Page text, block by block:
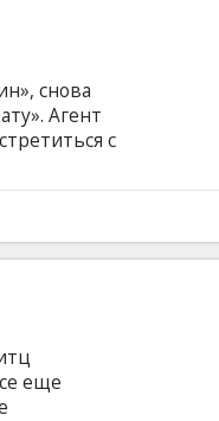
снова
Агент
с
любую
языках
еще